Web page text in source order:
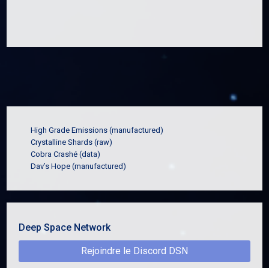
High Grade Emissions (manufactured)
Crystalline Shards (raw)
Cobra Crashé (data)
Dav’s Hope (manufactured)
Deep Space Network
Rejoindre le Discord DSN